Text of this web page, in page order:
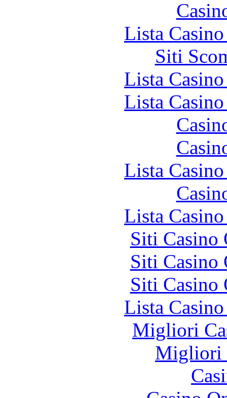
Lista
Siti
Lista
Lista
Lista
Lista
Siti Casino
Siti Casino
Siti Casino
Lista
Migliori
Migliori